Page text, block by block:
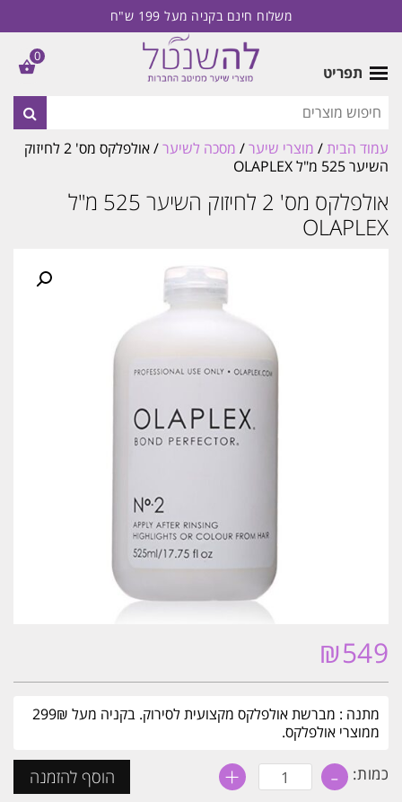
משלוח חינם בקניה מעל 199 ש"ח
תפריט
עמוד הבית/ מוצרי שיער/ מסכה לשיער
/ אולפלקס מס' 2 לחיזוק
השיער 525 מ"ל OLAPLEX
אולפלקס מס' 2 לחיזוק השיער 525 מ"ל
OLAPLEX
₪549
מתנה : מברשת אולפלקס מקצועית לסירוק. בקניה מעל 299₪
ממוצרי אולפלקס.
כמות: - כמות
של + הוסף להזמנה
0